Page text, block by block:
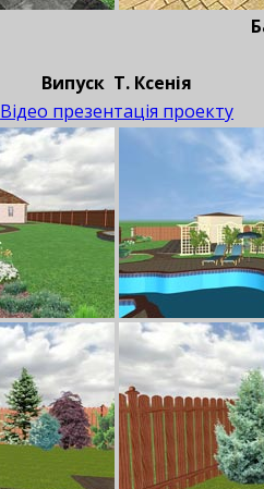
Випуск Т. Ксенія
Відео презентація проекту